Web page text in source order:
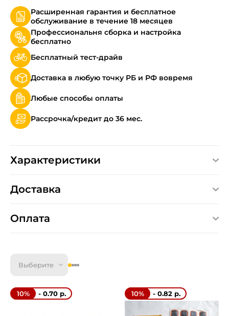
Расширенная гарантия и бесплатное
обслуживание в течение 18 месяцев
Профессиональня сборка и настройка
бесплатно
Бесплатный тест-драйв
Доставка в любую точку РБ и РФ вовремя
Любые способы оплаты
Рассрочка/кредит до 36 мес.
Характеристики
Доставка
Оплата
Выберите
10% - 0.70 р. 10% - 0.82 р.